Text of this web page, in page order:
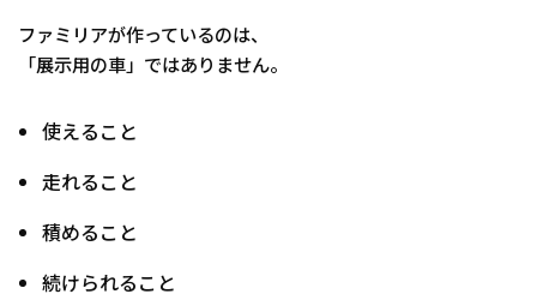
ファミリアが作っているのは、
「展示用の車」ではありません。
使えること
走れること
積めること
続けられること